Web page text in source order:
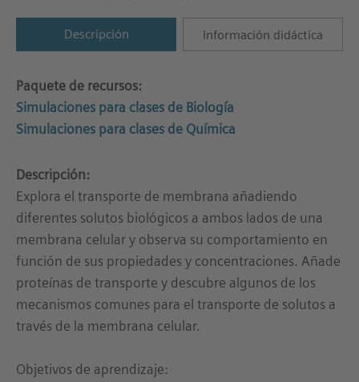
Descripción Información didáctica
Paquete de recursos:
Simulaciones para clases de Biología
Simulaciones para clases de Química
Descripción:
Explora el transporte de membrana añadiendo
diferentes solutos biológicos a ambos lados de una
membrana celular y observa su comportamiento en
función de sus propiedades y concentraciones. Añade
proteínas de transporte y descubre algunos de los
mecanismos comunes para el transporte de solutos a
través de la membrana celular.
Objetivos de aprendizaje: